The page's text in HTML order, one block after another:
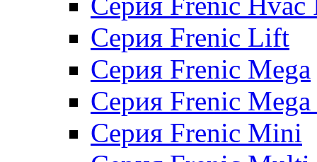
Серия Frenic Lift
Серия Frenic Mega
Серия Frenic Mega
Серия Frenic Mini